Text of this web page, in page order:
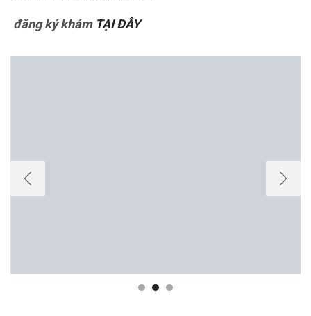
đăng ký khám TẠI ĐÂY